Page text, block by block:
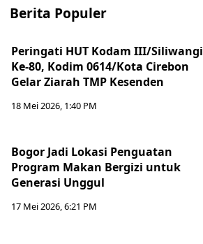
Berita Populer
Peringati HUT Kodam III/Siliwangi
Ke-80, Kodim 0614/Kota Cirebon
Gelar Ziarah TMP Kesenden
18 Mei 2026, 1:40 PM
Bogor Jadi Lokasi Penguatan
Program Makan Bergizi untuk
Generasi Unggul
17 Mei 2026, 6:21 PM